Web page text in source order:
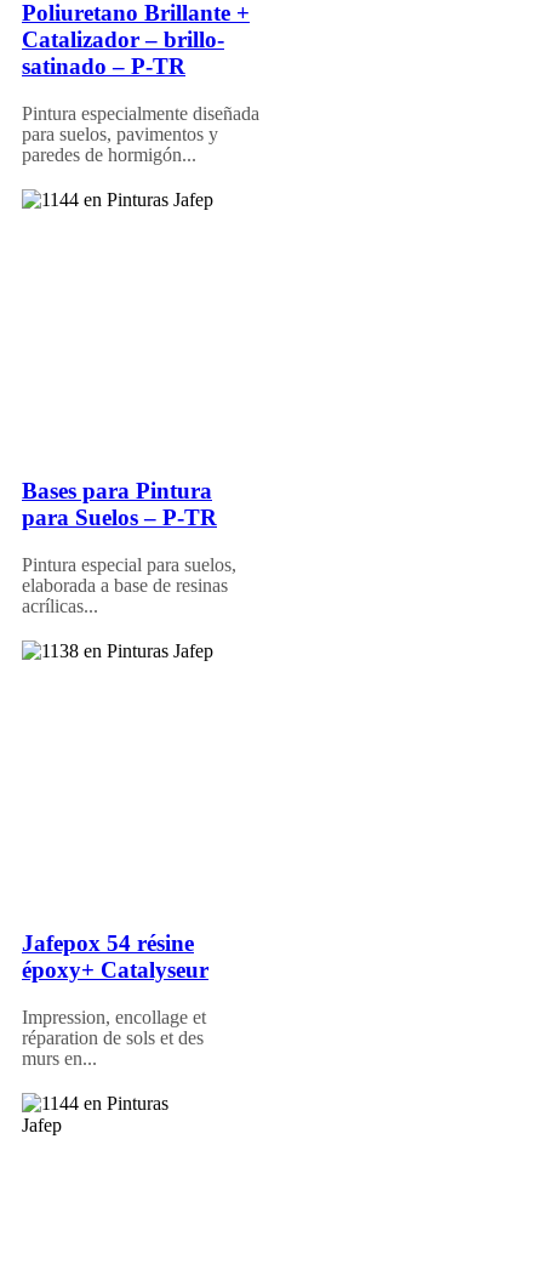
Poliuretano Brillante +
Catalizador – brillo-
satinado – P-TR
Pintura especialmente diseñada
para suelos, pavimentos y
paredes de hormigón...
Bases para Pintura
para Suelos – P-TR
Pintura especial para suelos,
elaborada a base de resinas
acrílicas...
Jafepox 54 résine
époxy+ Catalyseur
Impression, encollage et
réparation de sols et des
murs en...